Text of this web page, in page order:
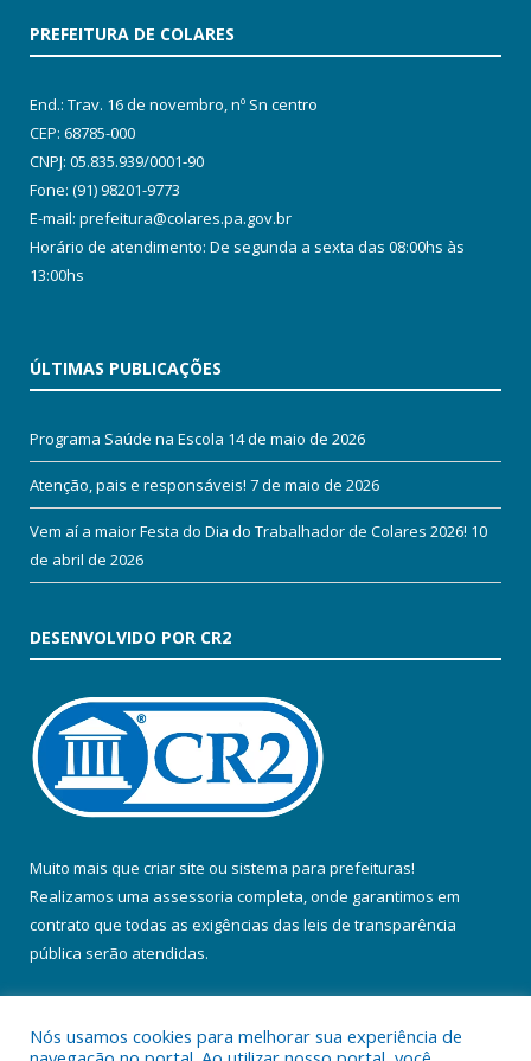
PREFEITURA DE COLARES
End.: Trav. 16 de novembro, nº Sn centro
CEP: 68785-000
CNPJ: 05.835.939/0001-90
Fone: (91) 98201-9773
E-mail: prefeitura@colares.pa.gov.br
Horário de atendimento: De segunda a sexta das 08:00hs às
13:00hs
ÚLTIMAS PUBLICAÇÕES
Programa Saúde na Escola 14 de maio de 2026
Atenção, pais e responsáveis! 7 de maio de 2026
Vem aí a maior Festa do Dia do Trabalhador de Colares 2026! 10
de abril de 2026
DESENVOLVIDO POR CR2
Muito mais que criar site ou sistema para prefeituras!
Realizamos uma assessoria completa, onde garantimos em
contrato que todas as exigências das leis de transparência
pública serão atendidas.
Nós usamos cookies para melhorar sua experiência de